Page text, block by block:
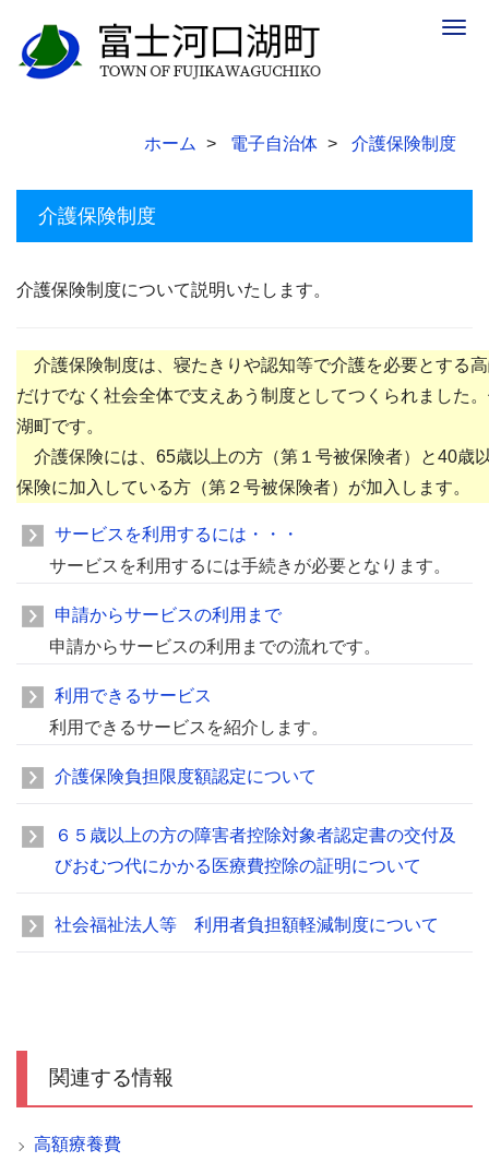
ホーム 電子自治体 介護保険制度
介護保険制度
介護保険制度について説明いたします。
介護保険制度は、寝たきりや認知等で介護を必要とする
だけでなく社会全体で支えあう制度としてつくられました
湖町です。
介護保険には、65歳以上の方（第１号被保険者）と40歳
保険に加入している方（第２号被保険者）が加入します。
サービスを利用するには・・・
サービスを利用するには手続きが必要となります。
申請からサービスの利用まで
申請からサービスの利用までの流れです。
利用できるサービス
利用できるサービスを紹介します。
介護保険負担限度額認定について
６５歳以上の方の障害者控除対象者認定書の交付及
びおむつ代にかかる医療費控除の証明について
社会福祉法人等 利用者負担額軽減制度について
関連する情報
高額療養費